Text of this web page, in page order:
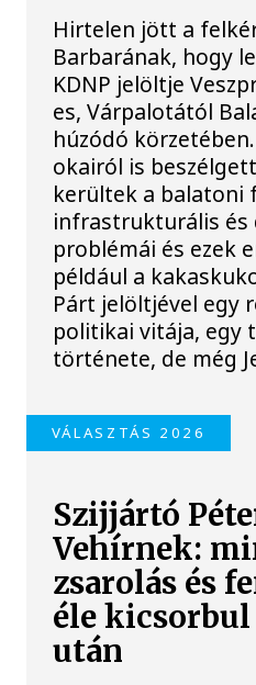
Hirtelen jött a
Barbarának, hogy
KDNP jelöltje
es, Várpalotától
húzódó
okairól is
kerültek a balatoni
infrastrukturális és
problémái és ezek
például a
Párt jelöltjével egy
politikai vitája, egy
története, de még
VÁLASZTÁS 2026
Szijjártó
Vehírnek:
zsarolás és
éle kicsorbul
után